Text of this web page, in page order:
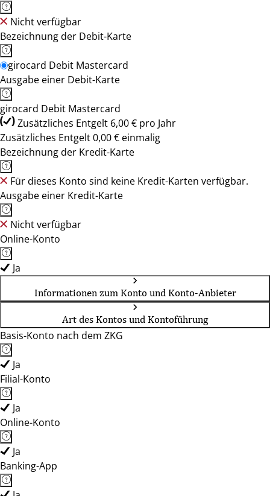
Nicht verfügbar
Bezeichnung der Debit-Karte
girocard Debit Mastercard
Ausgabe einer Debit-Karte
girocard Debit Mastercard
Zusätzliches Entgelt 6,00 € pro Jahr
Zusätzliches Entgelt 0,00 € einmalig
Bezeichnung der Kredit-Karte
Für dieses Konto sind keine Kredit-Karten verfügbar.
Ausgabe einer Kredit-Karte
Nicht verfügbar
Online-Konto
Ja
Informationen zum Konto und Konto-Anbieter
Art des Kontos und Kontoführung
Basis-Konto nach dem ZKG
Ja
Filial-Konto
Ja
Online-Konto
Ja
Banking-App